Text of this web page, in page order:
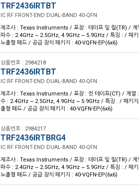
TRF2436IRTBT
IC RF FRONT-END DUAL-BAND 40-QFN
제조사 : Texas Instruments / 포장 : 테이프 및 릴(TR) /
파수 : 2.4GHz ~ 2.5GHz, 4.9GHz ~ 5.9GHz / 특징 : / 패
노출형 패드 / 공급 장치 패키지 : 40-VQFN-EP(6x6)
상품번호 : 2984218
TRF2436IRTBT
IC RF FRONT-END DUAL-BAND 40-QFN
제조사 : Texas Instruments / 포장 : 컷 테이프(CT) / 계열
수 : 2.4GHz ~ 2.5GHz, 4.9GHz ~ 5.9GHz / 특징 : / 패키
출형 패드 / 공급 장치 패키지 : 40-VQFN-EP(6x6)
상품번호 : 2984217
TRF2436IRTBRG4
IC RF FRONT-END DUAL-BAND 40-QFN
제조사 : Texas Instruments / 포장 : 테이프 및 릴(TR) /
파수 : 2.4GHz ~ 2.5GHz, 4.9GHz ~ 5.9GHz / 특징 : / 패
노출형 패드 / 공급 장치 패키지 : 40-VQFN-EP(6x6)